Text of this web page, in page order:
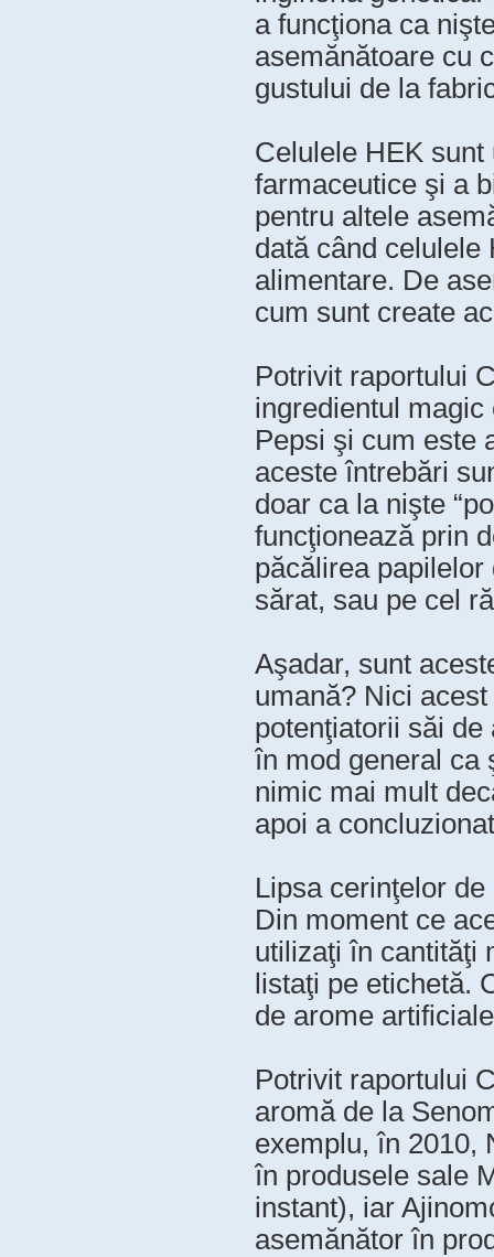
a funcţiona ca
asemănătoare cu
gustului de la
Celulele HEK
farmaceutice şi a
pentru altele
dată când celulele
alimentare. De
cum sunt create
Potrivit raportului
ingredientul
Pepsi şi cum este
aceste întrebări
doar ca la nişte
funcţionează prin
păcălirea
sărat, sau pe cel
Aşadar, sunt
umană? Nici
potenţiatorii săi de
în mod general ca
nimic mai mult
apoi a
Lipsa cerinţelor
Din moment ce
utilizaţi în cantităţi
listaţi pe etichetă.
de arome
Potrivit raportului
aromă de la
exemplu, în 2010,
în produsele sale
instant), iar
asemănător în